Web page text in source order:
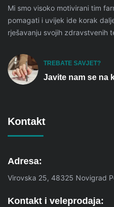
Mi smo visoko motivirani tim
pomagati i uvijek ide korak
rješavanju svojih zdravstvenih
TREBATE SAVJET?
Javite nam se na
Kontakt
Adresa:
Virovska 25, 48325 Novigrad
Kontakt i veleprodaja: